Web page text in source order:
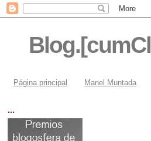
Página principal Manel Muntada
...